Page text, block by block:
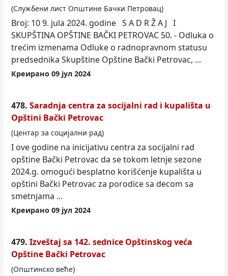
(Службени лист Општине Бачки Петровац)
Broj: 10 9. jula 2024. godine S A D R Ž A J I
SKUPŠTINA OPŠTINE BAČKI PETROVAC 50. - Odluka o
trećim izmenama Odluke o radnopravnom statusu
predsednika Skupštine Opštine Bački Petrovac, ...
Креирано 09 јул 2024
478. Saradnja centra za socijalni rad i kupališta u
Opštini Bački Petrovac
(Центар за социјални рад)
I ove godine na inicijativu centra za socijalni rad
opštine Bački Petrovac da se tokom letnje sezone
2024.g. omogući besplatno korišćenje kupališta u
opštini Bački Petrovac za porodice sa decom sa
smetnjama ...
Креирано 09 јул 2024
479. Izveštaj sa 142. sednice Opštinskog veća
Opštine Bački Petrovac
(Општинско веће)